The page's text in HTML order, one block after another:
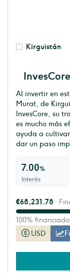
Kirguistán
Al invertir en
Murat, de
InvesCore, su
es mucho más
ayuda a
dar un paso
7.00%
Interés
USD
€68,231.78
100%